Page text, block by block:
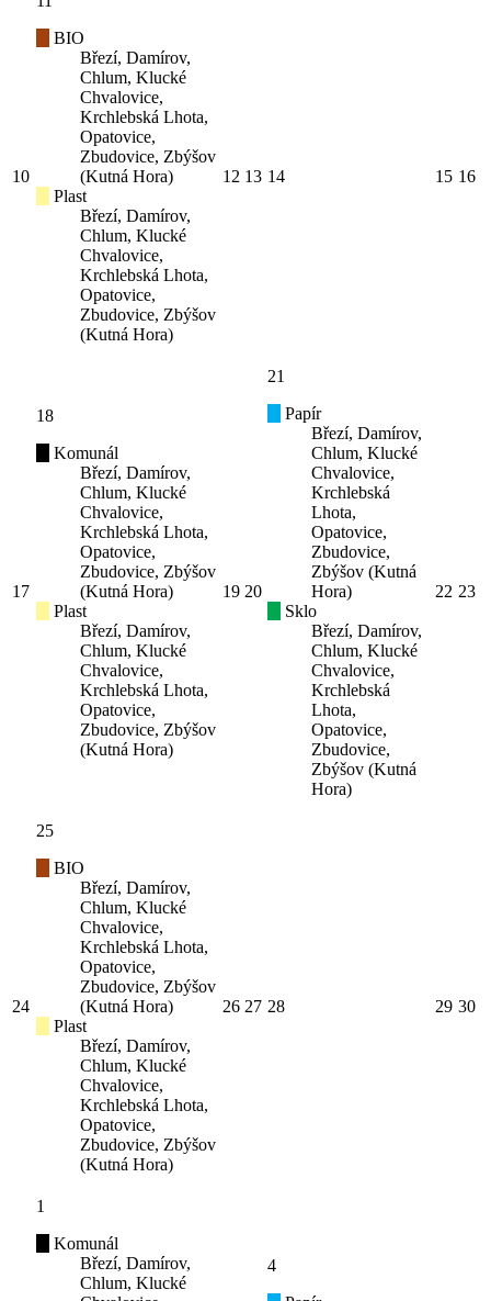
10
BIO
Březí, Damírov,
Chlum, Klucké
Chvalovice,
Krchlebská Lhota,
Opatovice,
Zbudovice, Zbýšov
(Kutná Hora)
Plast
Březí, Damírov,
Chlum, Klucké
Chvalovice,
Krchlebská Lhota,
Opatovice,
Zbudovice, Zbýšov
(Kutná Hora)
12 13 14 15 16
17
18
Komunál
Březí, Damírov,
Chlum, Klucké
Chvalovice,
Krchlebská Lhota,
Opatovice,
Zbudovice, Zbýšov
(Kutná Hora)
Plast
Březí, Damírov,
Chlum, Klucké
Chvalovice,
Krchlebská Lhota,
Opatovice,
Zbudovice, Zbýšov
(Kutná Hora)
19 20
21
Papír
Březí, Damírov,
Chlum, Klucké
Chvalovice,
Krchlebská
Lhota,
Opatovice,
Zbudovice,
Zbýšov (Kutná
Hora)
Sklo
Březí, Damírov,
Chlum, Klucké
Chvalovice,
Krchlebská
Lhota,
Opatovice,
Zbudovice,
Zbýšov (Kutná
Hora)
22 23
24
25
BIO
Březí, Damírov,
Chlum, Klucké
Chvalovice,
Krchlebská Lhota,
Opatovice,
Zbudovice, Zbýšov
(Kutná Hora)
Plast
Březí, Damírov,
Chlum, Klucké
Chvalovice,
Krchlebská Lhota,
Opatovice,
Zbudovice, Zbýšov
(Kutná Hora)
26 27 28 29 30
1
Komunál
Březí, Damírov,
Chlum, Klucké
4